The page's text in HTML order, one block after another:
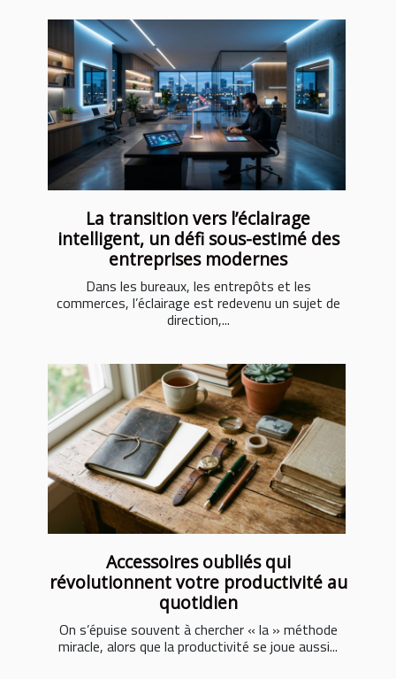
La transition vers l’éclairage
intelligent, un défi sous-estimé des
entreprises modernes
Dans les bureaux, les entrepôts et les
commerces, l’éclairage est redevenu un sujet de
direction,...
Accessoires oubliés qui
révolutionnent votre productivité au
quotidien
On s’épuise souvent à chercher « la » méthode
miracle, alors que la productivité se joue aussi...